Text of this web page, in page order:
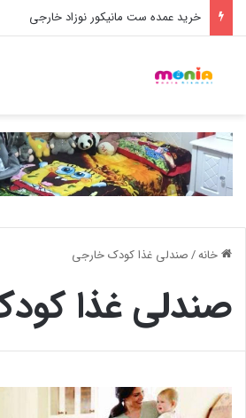
خرید شامپو سر و بدن 500 میل کودک موستلا
خانه/صندلی غذا کودک خارجی
صندلی غذا